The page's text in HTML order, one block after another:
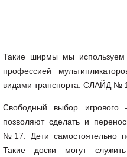
Такие ширмы мы
профессией
видами транспорта. СЛАЙД №
Свободный выбор игрового
позволяют сделать и
№17. Дети самостоятельно
Такие доски могут